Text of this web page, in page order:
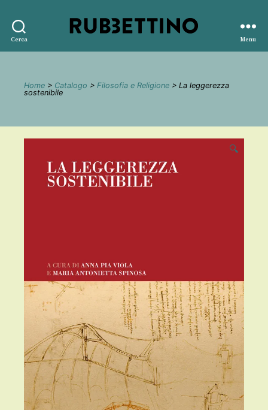
Cerca
editore
Menu
Home > Catalogo > Filosofia e Religione > La leggerezza
sostenibile
🔍